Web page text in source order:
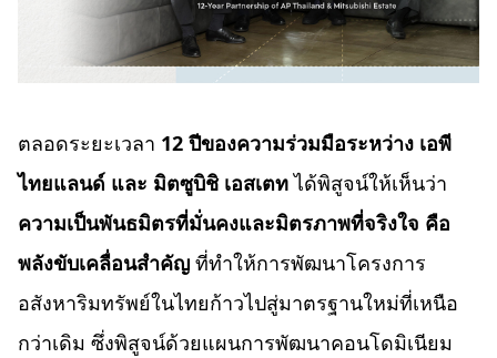
ตลอดระยะเวลา 12 ปีของความร่วมมือระหว่าง เอพี
ไทยแลนด์ และ มิตซูบิชิ เอสเตทได้พิสูจน์ให้เห็นว่า
ความเป็นพันธมิตรที่มั่นคงและมิตรภาพที่จริงใจ คือ
พลังขับเคลื่อนสำคัญ ที่ทำให้การพัฒนาโครงการ
อสังหาริมทรัพย์ในไทยก้าวไปสู่มาตรฐานใหม่ที่เหนือ
กว่าเดิม ซึ่งพิสูจน์ด้วยแผนการพัฒนาคอนโดมิเนียม